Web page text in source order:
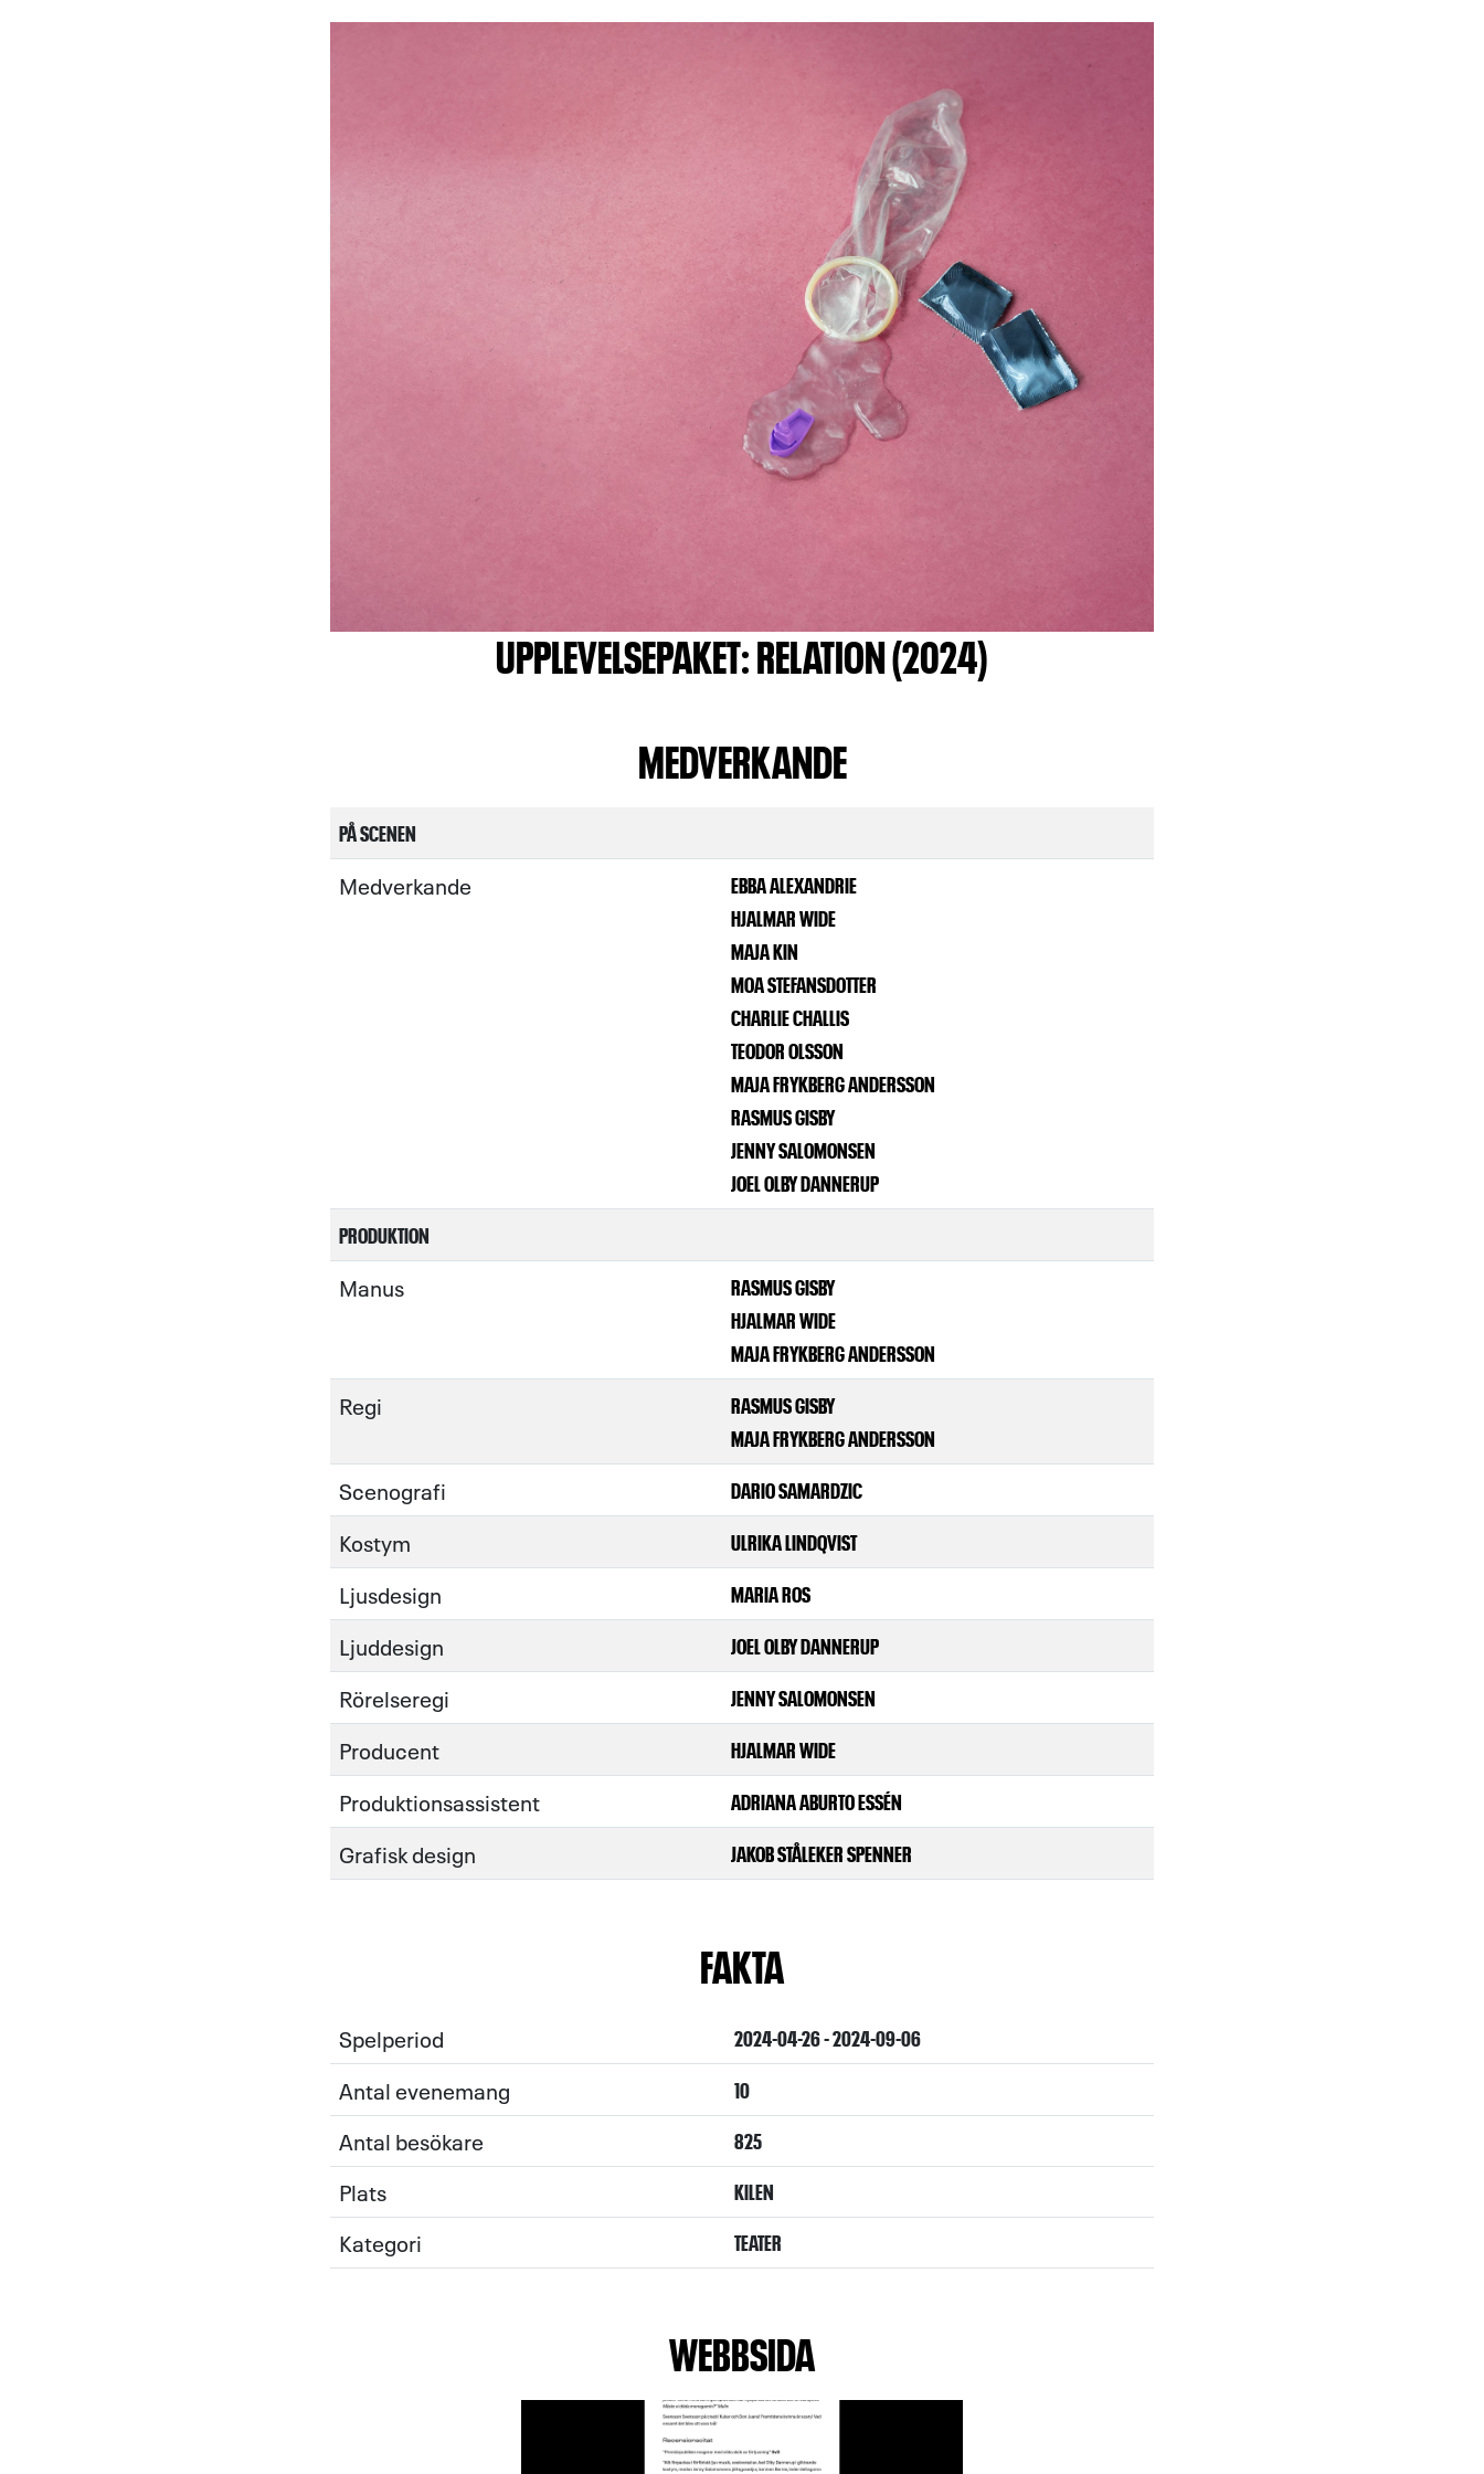
UPPLEVELSEPAKET: RELATION (2024)
MEDVERKANDE
PÅ SCENEN
Medverkande
EBBA ALEXANDRIE
HJALMAR WIDE
MAJA KIN
MOA STEFANSDOTTER
CHARLIE CHALLIS
TEODOR OLSSON
MAJA FRYKBERG ANDERSSON
RASMUS GISBY
JENNY SALOMONSEN
JOEL OLBY DANNERUP
PRODUKTION
Manus
RASMUS GISBY
HJALMAR WIDE
MAJA FRYKBERG ANDERSSON
Regi
RASMUS GISBY
MAJA FRYKBERG ANDERSSON
Scenografi DARIO SAMARDZIC
Kostym ULRIKA LINDQVIST
Ljusdesign MARIA ROS
Ljuddesign JOEL OLBY DANNERUP
Rörelseregi JENNY SALOMONSEN
Producent HJALMAR WIDE
Produktionsassistent ADRIANA ABURTO ESSÉN
Grafisk design JAKOB STÅLEKER SPENNER
FAKTA
Spelperiod 2024-04-26 - 2024-09-06
Antal evenemang 10
Antal besökare 825
Plats KILEN
Kategori TEATER
WEBBSIDA